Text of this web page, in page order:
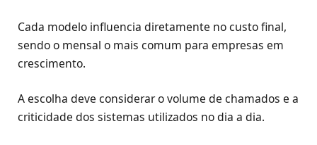
Cada modelo influencia diretamente no custo final,
sendo o mensal o mais comum para empresas em
crescimento.
A escolha deve considerar o volume de chamados e a
criticidade dos sistemas utilizados no dia a dia.